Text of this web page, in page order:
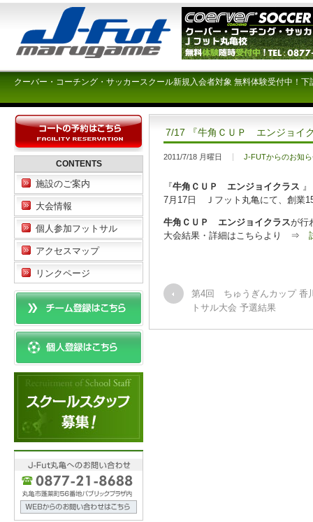
クーバー・コーチング・サッカースクール新規入会者対象 無料体験受付中！
7/17 『牛角ＣＵＰ エンジョイ
2011/7/18 月曜日 J-FUTからのお知
『牛角ＣＵＰ エンジョイクラス 』
7月17日 Ｊフット丸亀にて、創業
牛角ＣＵＰ エンジョイクラスが行
大会結果・詳細はこちらより ⇒
第4回 ちゅうぎんカップ 香
トサル大会 予選結果
CONTENTS
施設のご案内
大会情報
個人参加フットサル
アクセスマップ
リンクページ